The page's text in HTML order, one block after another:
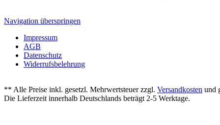
Navigation überspringen
Impressum
AGB
Datenschutz
Widerrufsbelehrung
** Alle Preise inkl. gesetzl. Mehrwertsteuer zzgl. Versandkosten und
Die Lieferzeit innerhalb Deutschlands beträgt 2-5 Werktage.